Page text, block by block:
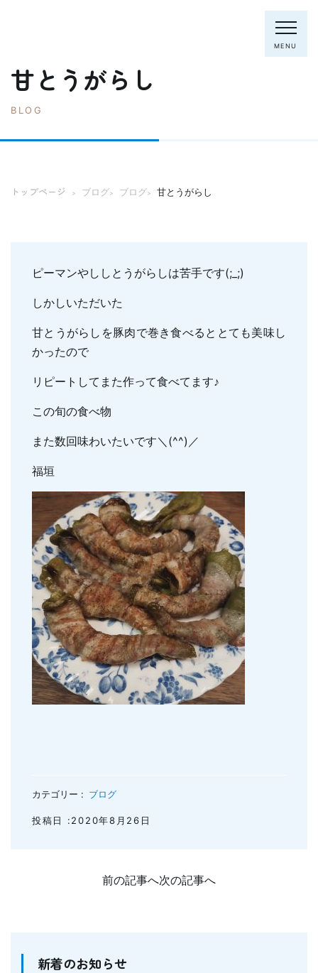
MENU
電話：0795-82-8281
予防歯科
小児のむし歯予防
小児の筋機能療法(MFT)
訪問口腔ケア
歯列矯正(主に成人)
親知らずの抜歯
地図・診療時間
甘とうがらし
BLOG
トップページ > ブログ> ブログ> 甘とうがらし
ピーマンやししとうがらしは苦手です(;_;)
しかしいただいた
甘とうがらしを豚肉で巻き食べるととても美味し
かったので
リピートしてまた作って食べてます♪
この旬の食べ物
また数回味わいたいです＼(^^)／
福垣
カテゴリー : ブログ
投稿日 :2020年8月26日
前の記事へ次の記事へ
新着のお知らせ